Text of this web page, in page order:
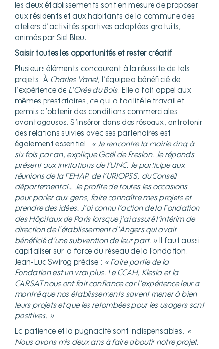
les deux établissements sont en mesure de proposer
aux résidents et aux habitants de la commune des
ateliers d’activités sportives adaptées gratuits,
animés par Siel Bleu.
Saisir toutes les opportunités et rester créatif
Plusieurs éléments concourent à la réussite de tels
projets. À Charles Vanel, l’équipe a bénéficié de
l’expérience de L’Orée du Bois. Elle a fait appel aux
mêmes prestataires, ce qui a facilité le travail et
permis d’obtenir des conditions commerciales
avantageuses. S’insérer dans des réseaux, entretenir
des relations suivies avec ses partenaires est
également essentiel : « Je rencontre la mairie cinq à
six fois par an, explique Gaël de Freslon. Je réponds
présent aux invitations de l’UNC. Je participe aux
réunions de la FEHAP, de l’URIOPSS, du Conseil
départemental… Je profite de toutes les occasions
pour parler aux gens, faire connaître mes projets et
prendre des idées. J’ai connu l’action de la Fondation
des Hôpitaux de Paris lorsque j’ai assuré l’intérim de
direction de l’établissement d’Angers qui avait
bénéficié d’une subvention de leur part. » Il faut aussi
capitaliser sur la force du réseau de la Fondation.
Jean-Luc Swirog précise : « Faire partie de la
Fondation est un vrai plus. Le CCAH, Klesia et la
CARSAT nous ont fait confiance car l’expérience leur a
montré que nos établissements savent mener à bien
leurs projets et que les retombées pour les usagers sont
positives. »
La patience et la pugnacité sont indispensables. «
Nous avons mis deux ans à faire aboutir notre projet,